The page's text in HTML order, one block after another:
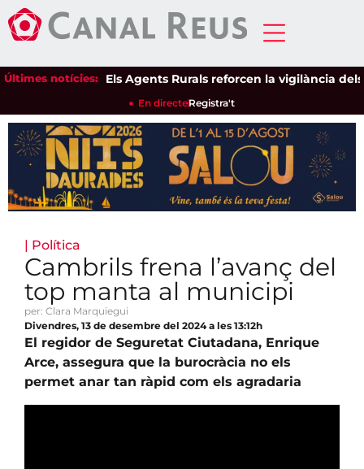
Últimes notícies:Els Agents Rurals reforcen la vigilància dels
En directeRegistra't
| Política
Cambrils frena l’avanç del
top manta al municipi
per: Clara Marquiegui
Divendres, 13 de desembre del 2024 a les 13:12h
El regidor de Seguretat Ciutadana, Enrique
Arce, assegura que la burocràcia no els
permet anar tan ràpid com els agradaria